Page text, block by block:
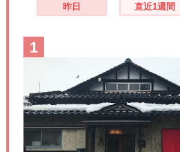
昨日 直近1週間
1